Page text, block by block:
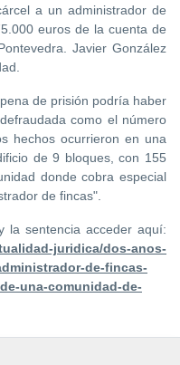
a un administrador de
euros de la cuenta de
Javier González
de prisión podría haber
como el número
hechos ocurrieron en una
de 9 bloques, con 155
donde cobra especial
de fincas".
la sentencia acceder aquí:
juridica/dos-anos-
de-fincas-
una-comunidad-de-